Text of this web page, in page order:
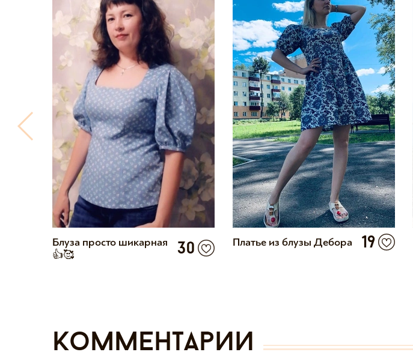
Блуза просто шикарная
👍🥰
30 Платье из блузы Дебора 19
Комментарии